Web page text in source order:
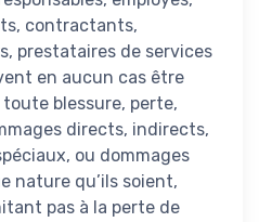
contractants,
prestataires de services
en aucun cas être
blessure, perte,
directs, indirects,
ou dommages
nature qu’ils soient,
pas à la perte de